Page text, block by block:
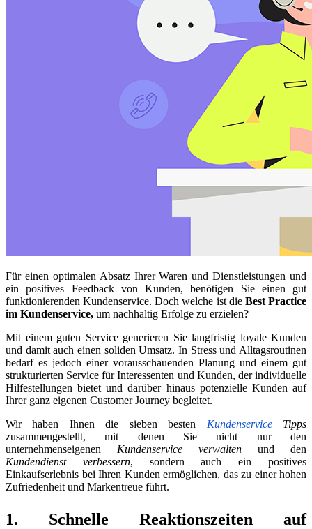
Für einen optimalen Absatz Ihrer Waren und Dienstleistungen und
ein positives Feedback von Kunden, benötigen Sie einen gut
funktionierenden Kundenservice. Doch welche ist die Best Practice
im Kundenservice, um nachhaltig Erfolge zu erzielen?
Mit einem guten Service generieren Sie langfristig loyale Kunden
und damit auch einen soliden Umsatz. In Stress und Alltagsroutinen
bedarf es jedoch einer vorausschauenden Planung und einem gut
strukturierten Service für Interessenten und Kunden, der individuelle
Hilfestellungen bietet und darüber hinaus potenzielle Kunden auf
Ihrer ganz eigenen Customer Journey begleitet.
Wir haben Ihnen die sieben besten KundenserviceTipps
zusammengestellt, mit denen Sie nicht nur den
unternehmenseigenen Kundenservice verwalten und den
Kundendienst verbessern, sondern auch ein positives
Einkaufserlebnis bei Ihren Kunden ermöglichen, das zu einer hohen
Zufriedenheit und Markentreue führt.
1. Schnelle Reaktionszeiten auf